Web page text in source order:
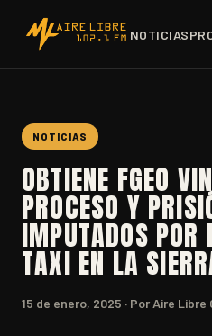
NOTICIAS
NOTICIAS
OBTIENE FGEO
PROCESO Y
IMPUTADOS POR
TAXI EN LA
15 de enero, 2025 · Por Aire Libre